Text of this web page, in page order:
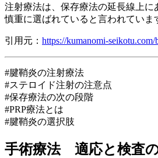
注射療法は、保存療法の延長線上に
慎重に選ばれていると言われていま
引用元： https://kumanomi-seikotu.com/
#腱鞘炎の注射療法
#ステロイド注射の注意点
#保存療法の次の段階
#PRP療法とは
#腱鞘炎の選択肢
手術療法 適応と検査